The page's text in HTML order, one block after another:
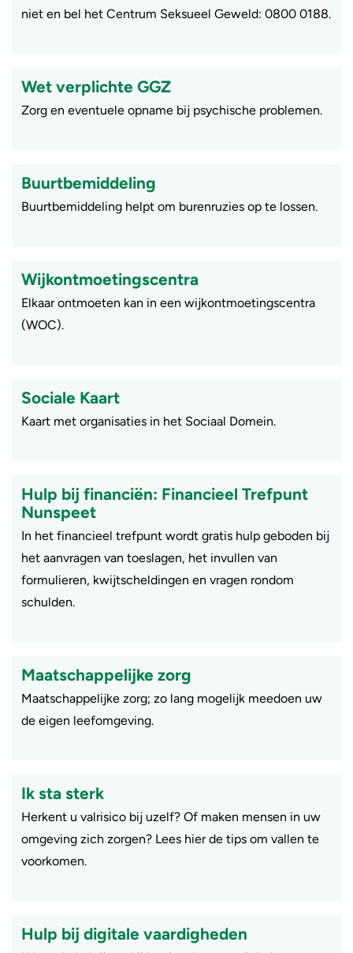
niet en bel het Centrum Seksueel Geweld: 0800 0188.
Wet verplichte GGZ
Zorg en eventuele opname bij psychische problemen.
Buurtbemiddeling
​Buurtbemiddeling helpt om burenruzies op te lossen.
Wijkontmoetingscentra
Elkaar ontmoeten kan in een wijkontmoetingscentra
(WOC).
Sociale Kaart
Kaart met organisaties in het Sociaal Domein.
Hulp bij financiën: Financieel Trefpunt
Nunspeet
In het financieel trefpunt wordt gratis hulp geboden bij
het aanvragen van toeslagen, het invullen van
formulieren, kwijtscheldingen en vragen rondom
schulden.
Maatschappelijke zorg
Maatschappelijke zorg; zo lang mogelijk meedoen uw
de eigen leefomgeving.
Ik sta sterk
Herkent u valrisico bij uzelf? Of maken mensen in uw
omgeving zich zorgen? Lees hier de tips om vallen te
voorkomen.
Hulp bij digitale vaardigheden